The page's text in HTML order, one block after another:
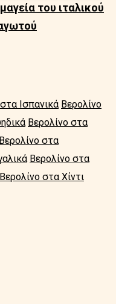
του ιταλικού
Ισπανικά Βερολίνο
Βερολίνο στα
Βερολίνο στα
Βερολίνο στα
Βερολίνο στα Χίντι